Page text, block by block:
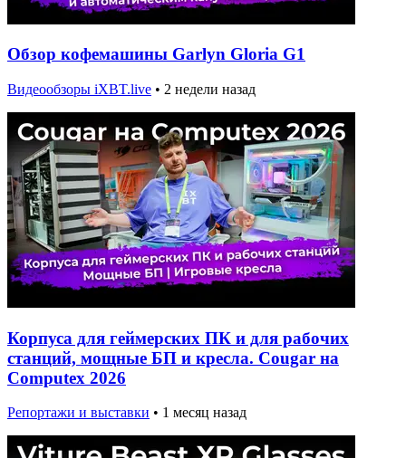
Обзор кофемашины Garlyn Gloria G1
Видеообзоры iXBT.live • 2 недели назад
Корпуса для геймерских ПК и для рабочих
станций, мощные БП и кресла. Cougar на
Computex 2026
Репортажи и выставки • 1 месяц назад